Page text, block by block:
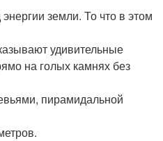
земли. То что в этом
удивительные
на голых камнях без
пирамидальной